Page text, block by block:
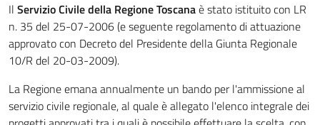
Il Servizio Civile della Regione Toscanaè stato istituito con LR
n. 35 del 25-07-2006 (e seguente regolamento di attuazione
approvato con Decreto del Presidente della Giunta Regionale
10/R del 20-03-2009).
La Regione emana annualmente un bando per l'ammissione al
servizio civile regionale, al quale è allegato l'elenco integrale dei